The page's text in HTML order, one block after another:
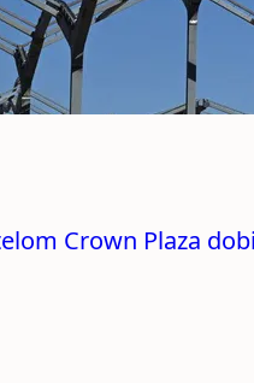
Crown Plaza